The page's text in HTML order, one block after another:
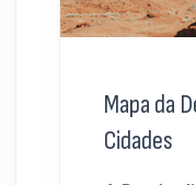
Mapa da
Cidades